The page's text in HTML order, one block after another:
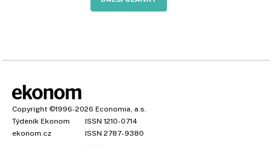
Copyright ©1996-2026 Economia, a.s.
Týdeník Ekonom
ISSN 1210-0714
ekonom.cz
ISSN 2787-9380